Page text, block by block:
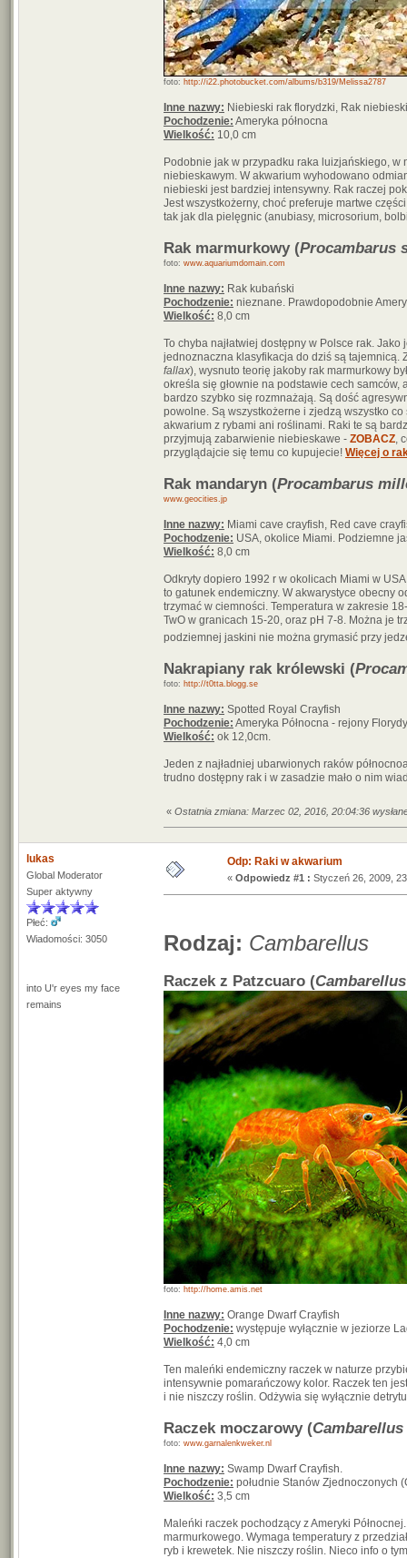
foto: http://i22.photobucket.com/albums/b319/Melissa2787
Inne nazwy: Niebieski rak florydzki, Rak
Pochodzenie: Ameryka północna
Wielkość: 10,0 cm
Podobnie jak w przypadku raka luizjańskiego,
niebieskawym. W akwarium wyhodowano
niebieski jest bardziej intensywny. Rak raczej
Jest wszystkożerny, choć preferuje martwe
tak jak dla pielęgnic (anubiasy, microsorium,
Rak marmurkowy (Procambarus
foto: www.aquariumdomain.com
Inne nazwy: Rak kubański
Pochodzenie: nieznane. Prawdopodobnie
Wielkość: 8,0 cm
To chyba najłatwiej dostępny w Polsce rak.
jednoznaczna klasyfikacja do dziś są
fallax), wysnuto teorię jakoby rak marmurkowy
określa się głownie na podstawie cech
bardzo szybko się rozmnażają. Są dość
powolne. Są wszystkożerne i zjedzą wszystko
akwarium z rybami ani roślinami. Raki te są
przyjmują zabarwienie niebieskawe - ZOBACZ,
przyglądajcie się temu co kupujecie! Więcej o
Rak mandaryn (Procambarus
www.geocities.jp
Inne nazwy: Miami cave crayfish, Red cave
Pochodzenie: USA, okolice Miami. Podziemne
Wielkość: 8,0 cm
Odkryty dopiero 1992 r w okolicach Miami w
to gatunek endemiczny. W akwarystyce obecny
trzymać w ciemności. Temperatura w zakresie
TwO w granicach 15-20, oraz pH 7-8. Można je
podziemnej jaskini nie można grymasić przy
Nakrapiany rak królewski (
foto: http://t0tta.blogg.se
Inne nazwy: Spotted Royal Crayfish
Pochodzenie: Ameryka Północna - rejony Florydy
Wielkość: ok 12,0cm.
Jeden z najładniej ubarwionych raków
trudno dostępny rak i w zasadzie mało o nim
« Ostatnia zmiana: Marzec 02, 2016, 20:04:36
lukas
Global Moderator
Super aktywny
Płeć:
Wiadomości: 3050
into U'r eyes my face
remains
Odp: Raki w akwarium
« Odpowiedz #1 : Styczeń 26, 2009,
Rodzaj: Cambarellus
Raczek z Patzcuaro (
foto: http://home.amis.net
Inne nazwy: Orange Dwarf Crayfish
Pochodzenie: występuje wyłącznie w jeziorze
Wielkość: 4,0 cm
Ten maleńki endemiczny raczek w naturze
intensywnie pomarańczowy kolor. Raczek ten
i nie niszczy roślin. Odżywia się wyłącznie
Raczek moczarowy (
foto: www.garnalenkweker.nl
Inne nazwy: Swamp Dwarf Crayfish.
Pochodzenie: południe Stanów Zjednoczonych
Wielkość: 3,5 cm
Maleńki raczek pochodzący z Ameryki
marmurkowego. Wymaga temperatury z
ryb i krewetek. Nie niszczy roślin. Nieco info o